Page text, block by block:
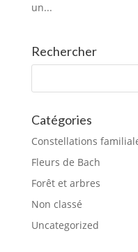
un...
Rechercher
Catégories
Constellations
Fleurs de Bach
Forêt et arbres
Non classé
Uncategorized